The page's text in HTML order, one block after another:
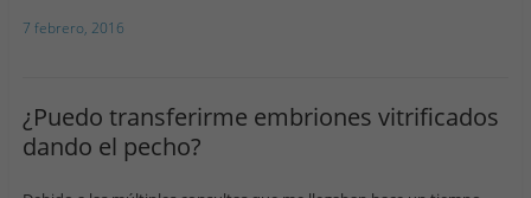
7 febrero, 2016
¿Puedo transferirme embriones vitrificados
dando el pecho?